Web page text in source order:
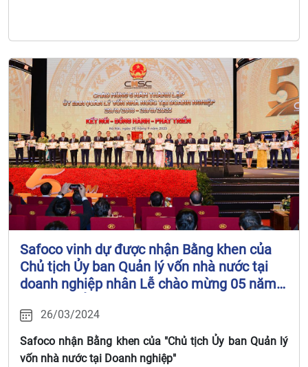
Safoco vinh dự được nhận Bằng khen của
Chủ tịch Ủy ban Quản lý vốn nhà nước tại
doanh nghiệp nhân Lễ chào mừng 05 năm
doanh nghiệp (29/9/2018 – 29/9/2023)
26/03/2024
Safoco nhận Bằng khen của "Chủ tịch Ủy ban Quản lý
vốn nhà nước tại Doanh nghiệp"